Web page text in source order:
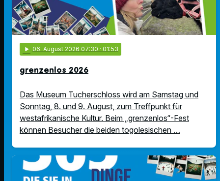
play_arrow 06. August 2026 07:30 · 01:53
grenzenlos 2026
Das Museum Tucherschloss wird am Samstag und
Sonntag, 8. und 9. August, zum Treffpunkt für
westafrikanische Kultur. Beim „grenzenlos“-Fest
können Besucher die beiden togolesischen …